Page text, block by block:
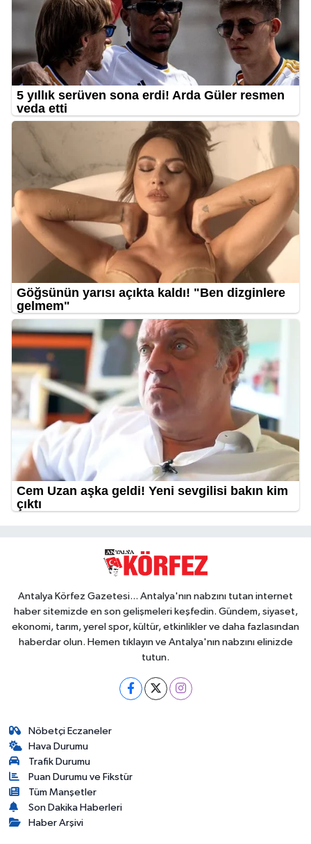
Antalya Körfez Gazetesi... Antalya'nın nabzını tutan internet
haber sitemizde en son gelişmeleri keşfedin. Gündem, siyaset,
ekonomi, tarım, yerel spor, kültür, etkinlikler ve daha fazlasından
haberdar olun. Hemen tıklayın ve Antalya'nın nabzını elinizde
tutun.
Nöbetçi Eczaneler
Hava Durumu
Trafik Durumu
Puan Durumu ve Fikstür
Tüm Manşetler
Son Dakika Haberleri
Haber Arşivi